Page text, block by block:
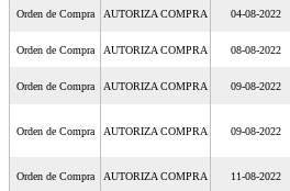
Orden de Compra AUTORIZA COMPRA 04-08-2022
Orden de Compra AUTORIZA COMPRA 08-08-2022
Orden de Compra AUTORIZA COMPRA 09-08-2022
Orden de Compra AUTORIZA COMPRA 09-08-2022
Orden de Compra AUTORIZA COMPRA 11-08-2022